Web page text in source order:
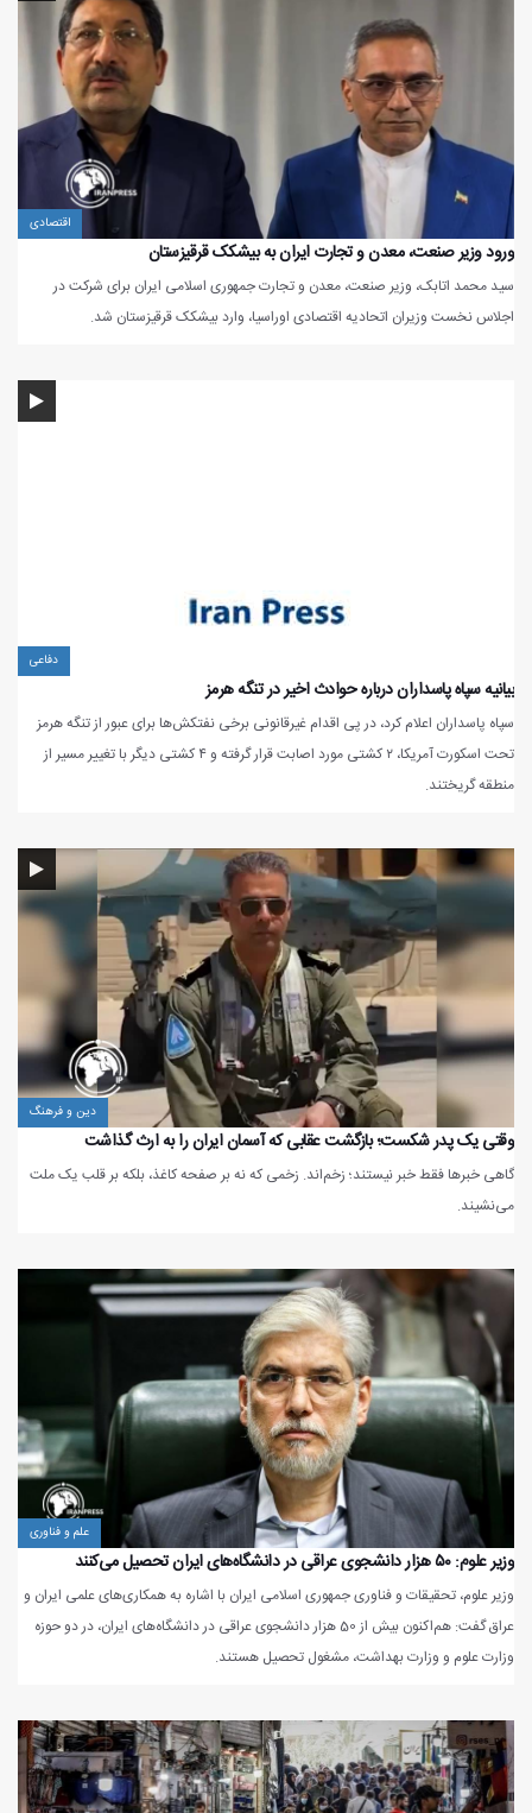
اقتصادی
ورود وزیر صنعت، معدن و تجارت ایران به بیشکک قرقیزستان
سید محمد اتابک، وزیر صنعت، معدن و تجارت جمهوری اسلامی ایران برای شرکت در
اجلاس نخست‌ وزیران اتحادیه اقتصادی اوراسیا، وارد بیشکک قرقیزستان شد.
دفاعی
بیانیه سپاه پاسداران درباره حوادث اخیر در تنگه هرمز
سپاه پاسداران اعلام کرد، در پی اقدام غیرقانونی برخی نفتکش‌ها برای عبور از تنگه هرمز
تحت اسکورت آمریکا، ۲ کشتی مورد اصابت قرار گرفته و ۴ کشتی دیگر با تغییر مسیر از
منطقه گریختند.
دین و فرهنگ
وقتی یک پدر شکست؛ بازگشت عقابی که آسمان ایران را به ارث گذاشت
گاهی خبرها فقط خبر نیستند؛ زخم‌اند. زخمی که نه بر صفحه کاغذ، بلکه بر قلب یک ملت
می‌نشیند.
علم و فناوری
وزیر علوم: ۵۰ هزار دانشجوی عراقی در دانشگاه‌های ایران تحصیل می‌کنند
وزیر علوم، تحقیقات و فناوری جمهوری اسلامی ایران با اشاره به همکاری‌های علمی ایران و
عراق گفت: هم‌اکنون بیش از 50 هزار دانشجوی عراقی در دانشگاه‌های ایران، در دو حوزه
وزارت علوم و وزارت بهداشت، مشغول تحصیل هستند.